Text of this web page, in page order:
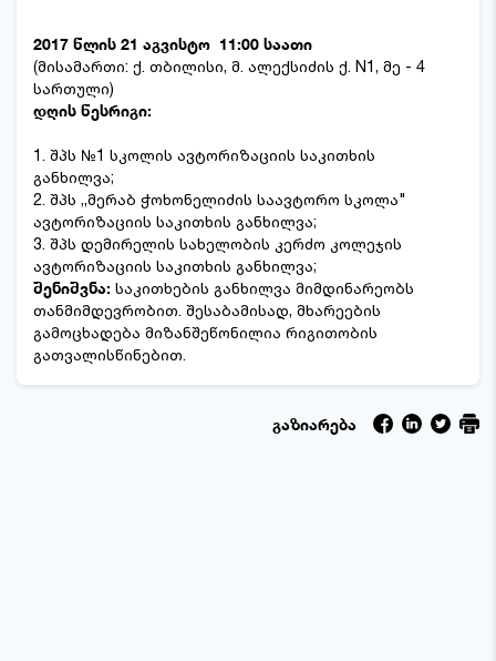
2017 წლის 21 აგვისტო 11:00 საათი
(მისამართი: ქ. თბილისი, მ. ალექსიძის ქ. N1, მე - 4
სართული)
დღის წესრიგი:
1. შპს №1 სკოლის ავტორიზაციის საკითხის
განხილვა;
2. შპს ,,მერაბ ჭოხონელიძის საავტორო სკოლა"
ავტორიზაციის საკითხის განხილვა;
3. შპს დემირელის სახელობის კერძო კოლეჯის
ავტორიზაციის საკითხის განხილვა;
შენიშვნა: საკითხების განხილვა მიმდინარეობს
თანმიმდევრობით. შესაბამისად, მხარეების
გამოცხადება მიზანშეწონილია რიგითობის
გათვალისწინებით.
გაზიარება